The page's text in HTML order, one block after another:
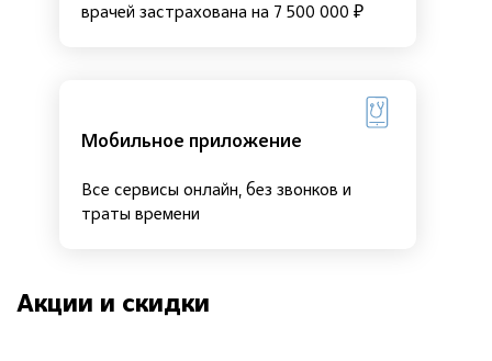
врачей застрахована на 7 500 000 ₽
Мобильное приложение
Все сервисы онлайн, без звонков и
траты времени
Акции и скидки